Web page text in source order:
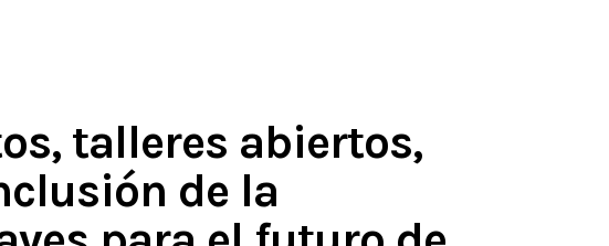
talleres abiertos,
de la